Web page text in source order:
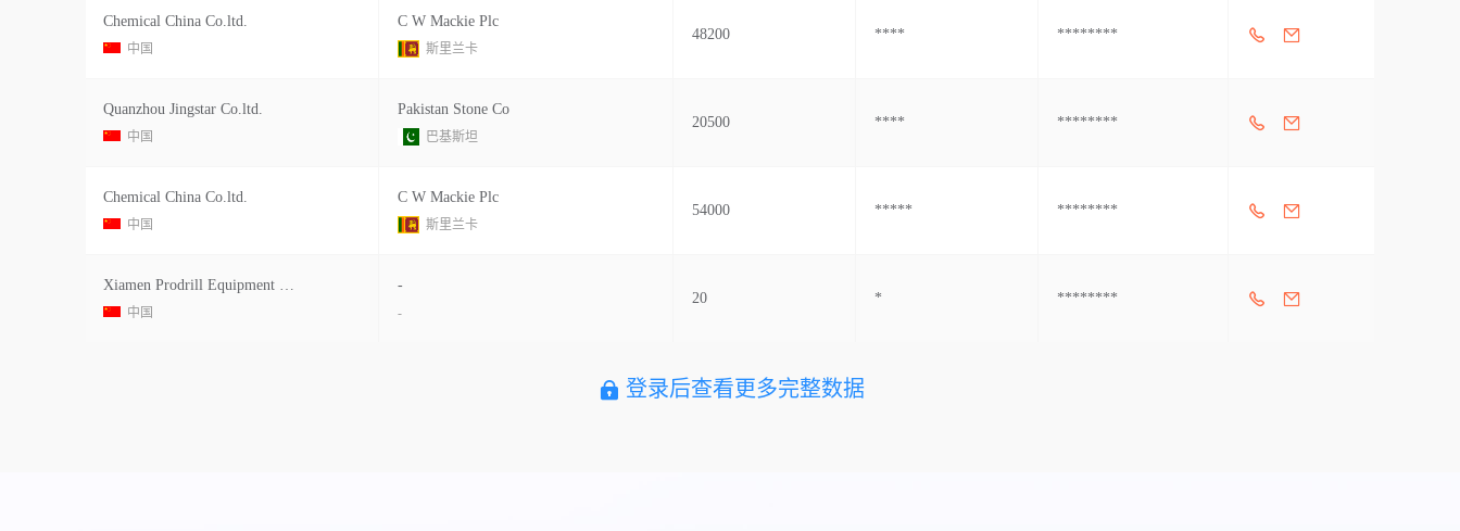
Chemical China Co.ltd.
中国
C W Mackie Plc
斯里兰卡
48200 **** ********
Quanzhou Jingstar Co.ltd.
中国
Pakistan Stone Co
巴基斯坦
20500 **** ********
Chemical China Co.ltd.
中国
C W Mackie Plc
斯里兰卡
54000 ***** ********
Xiamen Prodrill Equipment Co.,ltd
中国
-
-
20 * ********
登录后查看更多完整数据